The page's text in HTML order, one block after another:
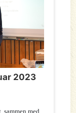
2023
med